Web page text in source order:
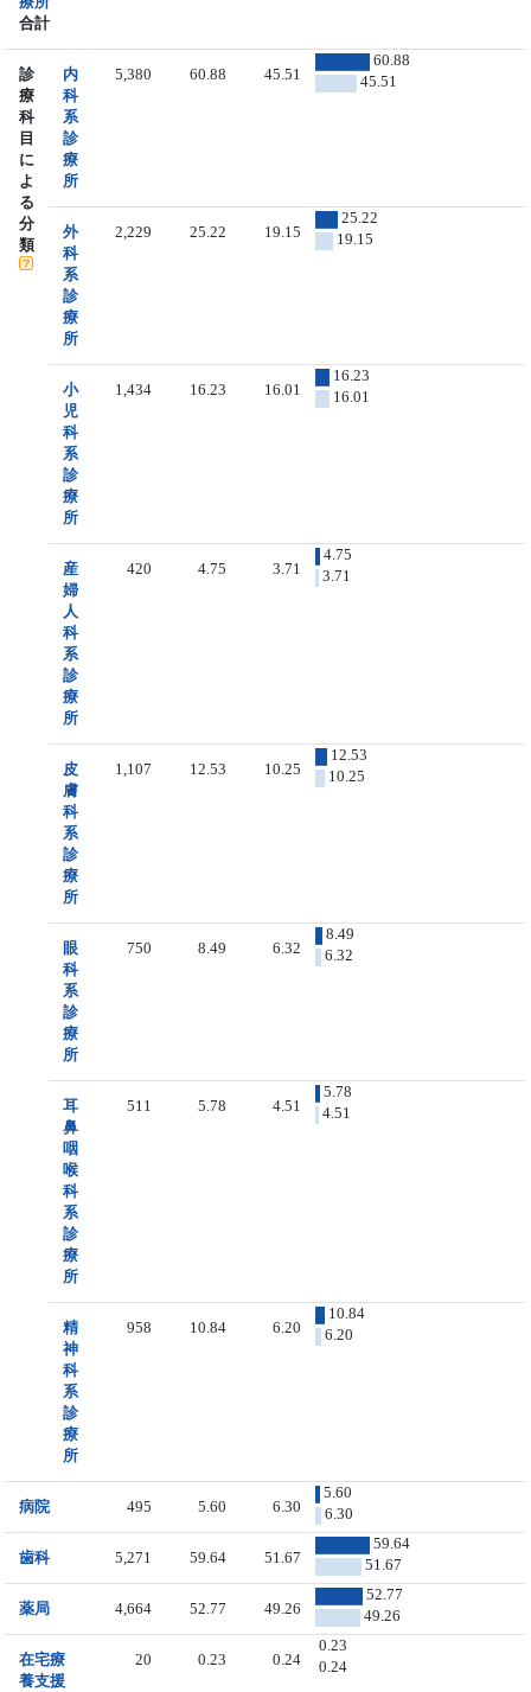
合計
診
療
科
目
に
よ
る
分
類
内
科
系
診
療
所
5,380 60.88 45.51
60.88
45.51
外
科
系
診
療
所
2,229 25.22 19.15
25.22
19.15
小
児
科
系
診
療
所
1,434 16.23 16.01
16.23
16.01
産
婦
人
科
系
診
療
所
420 4.75 3.71
4.75
3.71
皮
膚
科
系
診
療
所
1,107 12.53 10.25
12.53
10.25
眼
科
系
診
療
所
750 8.49 6.32
8.49
6.32
耳
鼻
咽
喉
科
系
診
療
所
511 5.78 4.51
5.78
4.51
精
神
科
系
診
療
所
958 10.84 6.20
10.84
6.20
病院 495 5.60 6.30
5.60
6.30
歯科 5,271 59.64 51.67
59.64
51.67
薬局 4,664 52.77 49.26
52.77
49.26
在宅療
養支援
20 0.23 0.24
0.23
0.24